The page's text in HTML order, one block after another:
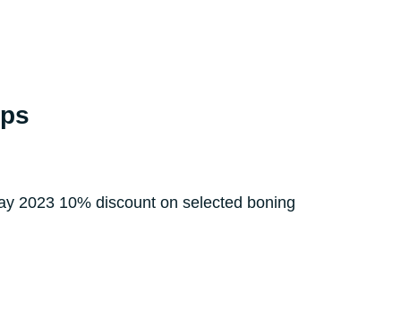
2023 10% discount on selected boning